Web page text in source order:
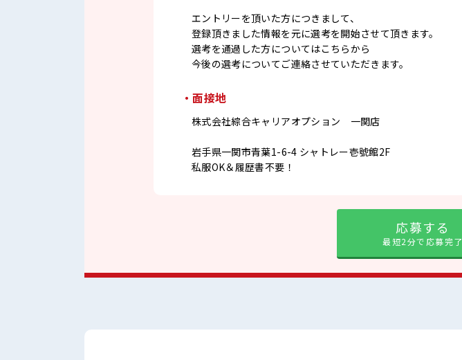
エントリーを頂いた方につきまして、
登録頂きました情報を元に選考を開始させて頂きます。
選考を通過した方についてはこちらから
今後の選考についてご連絡させていただきます。
・面接地
株式会社綜合キャリアオプション 一関店
岩手県一関市青葉1-6-4 シャトレー壱號館2F
私服OK＆履歴書不要！
応募する
最短2分で応募完了